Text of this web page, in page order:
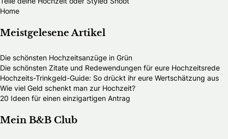
Home
Meistgelesene Artikel
Die schönsten Hochzeitsanzüge in Grün
Die schönsten Zitate und Redewendungen für eure Hochzeitsrede
Hochzeits-Trinkgeld-Guide: So drückt ihr eure Wertschätzung aus
Wie viel Geld schenkt man zur Hochzeit?
20 Ideen für einen einzigartigen Antrag
Mein B&B Club